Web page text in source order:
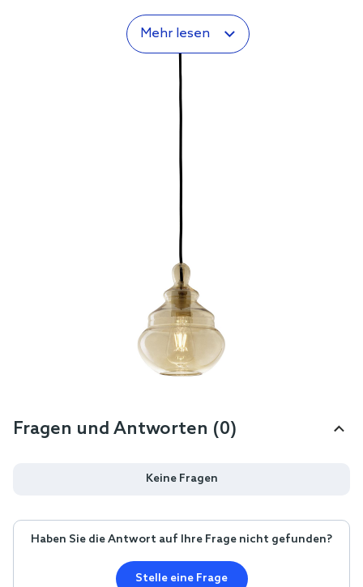
Mehr lesen
Fragen und Antworten (0)
Keine Fragen
Haben Sie die Antwort auf Ihre Frage nicht gefunden?
Stelle eine Frage